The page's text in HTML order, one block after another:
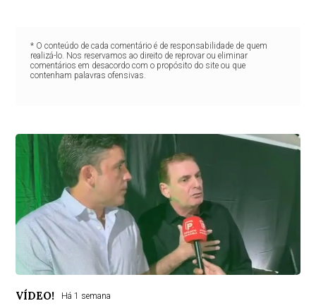
* O conteúdo de cada comentário é de responsabilidade de quem
realizá-lo. Nos reservamos ao direito de reprovar ou eliminar
comentários em desacordo com o propósito do site ou que
contenham palavras ofensivas.
VÍDEO! Há 1 semana